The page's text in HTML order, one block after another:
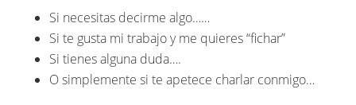
Si necesitas decirme algo……
Si te gusta mi trabajo y me quieres “fichar”
Si tienes alguna duda….
O simplemente si te apetece charlar conmigo…